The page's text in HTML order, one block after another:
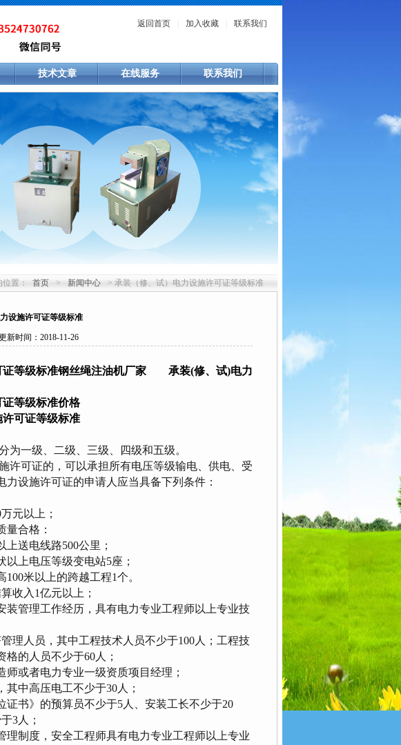
返回首页 加入收藏 联系我们
技术文章 在线服务 联系我们
置： 首页 > 新闻中心 > 承装（修、试）电力设施许可证等级标准
设施许可证等级标准
新时间：2018-11-26
等级标准钢丝绳注油机厂家 承装(修、试)电力
等级标准价格
可证等级标准
一级、二级、三级、四级和五级。
可证的，可以承担所有电压等级输电、供电、受
设施许可证的申请人应当具备下列条件：
元以上；
合格：
送电线路500公里；
上电压等级变电站5座；
米以上的跨越工程1个。
收入1亿元以上；
管理工作经历，具有电力专业工程师以上专业技
理人员，其中工程技术人员不少于100人；工程技
的人员不少于60人；
或者电力专业一级资质项目经理；
中高压电工不少于30人；
书》的预算员不少于5人、安装工长不少于20
3人；
制度，安全工程师具有电力专业工程师以上专业